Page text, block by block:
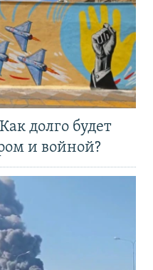
долго будет
и войной?